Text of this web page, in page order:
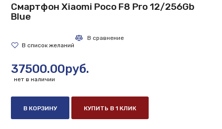
Смартфон Xiaomi Poco F8 Pro 12/256Gb
Blue
37500.00руб.
нет в наличии
В КОРЗИНУ КУПИТЬ В 1 КЛИК